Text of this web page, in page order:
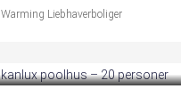
Warming Liebhaverboliger